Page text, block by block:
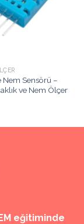
Nem Sensörü –
ve Nem Ölçer
eğitiminde